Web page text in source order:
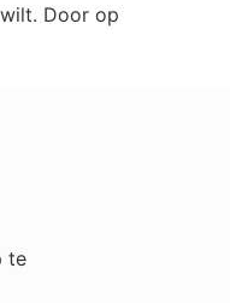
Door op
te